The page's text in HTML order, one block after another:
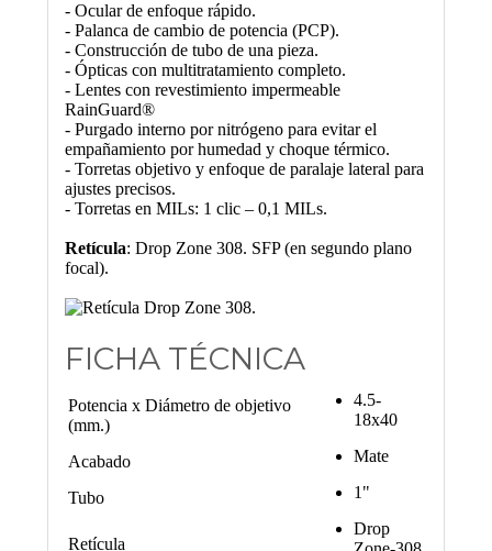
- Ocular de enfoque rápido.
- Palanca de cambio de potencia (PCP).
- Construcción de tubo de una pieza.
- Ópticas con multitratamiento completo.
- Lentes con revestimiento impermeable
RainGuard®
- Purgado interno por nitrógeno para evitar el
empañamiento por humedad y choque térmico.
- Torretas objetivo y enfoque de paralaje lateral para
ajustes precisos.
- Torretas en MILs: 1 clic – 0,1 MILs.
Retícula: Drop Zone 308. SFP (en segundo plano
focal).
FICHA TÉCNICA
Potencia x Diámetro de objetivo
(mm.)
4.5-
18x40
Acabado Mate
Tubo 1"
Retícula
Drop